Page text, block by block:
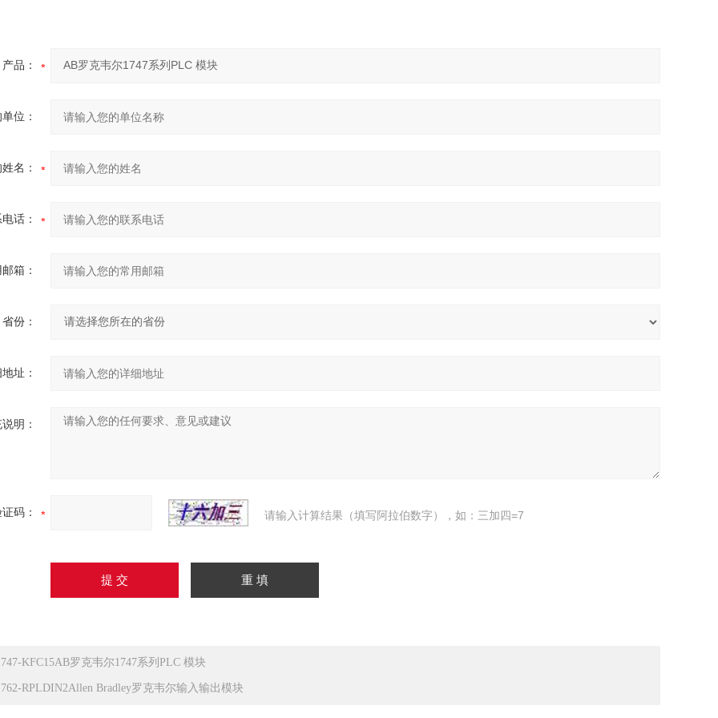
产品：
位：
名：
话：
箱：
省份：
址：
明：
码： 请输入计算结果（填写阿拉伯数字），如：三加四=7
KFC15AB罗克韦尔1747系列PLC 模块
RPLDIN2Allen Bradley罗克韦尔输入输出模块